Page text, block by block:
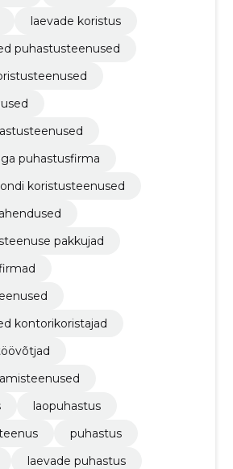
laevade koristus
puhastusteenused
puhastusfirma
koristusteenused
pakkujad
kontorikoristajad
laopuhastus
puhastus
laevade puhastus